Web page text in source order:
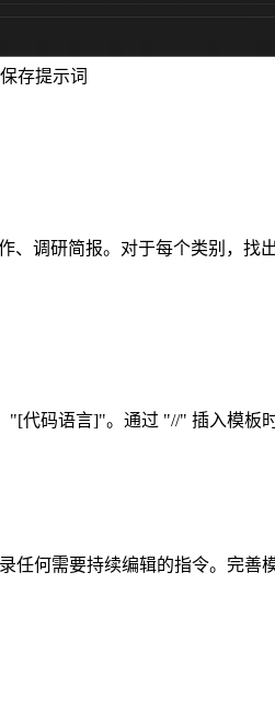
存提示词
调研简报。对于每个类别，
码语言]"。通过 "//" 插入模板
任何需要持续编辑的指令。完